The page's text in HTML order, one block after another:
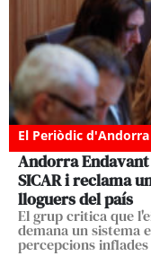
El Periòdic d'Andorra
Andorra Endavant
SICAR i reclama
lloguers del país
El grup critica que
demana un sistema
percepcions